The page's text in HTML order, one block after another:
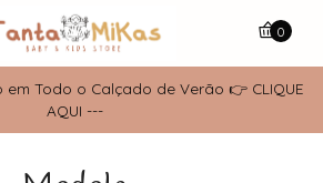
Todo o Calçado de Verão 👉 CLIQUE
AQUI ---
0